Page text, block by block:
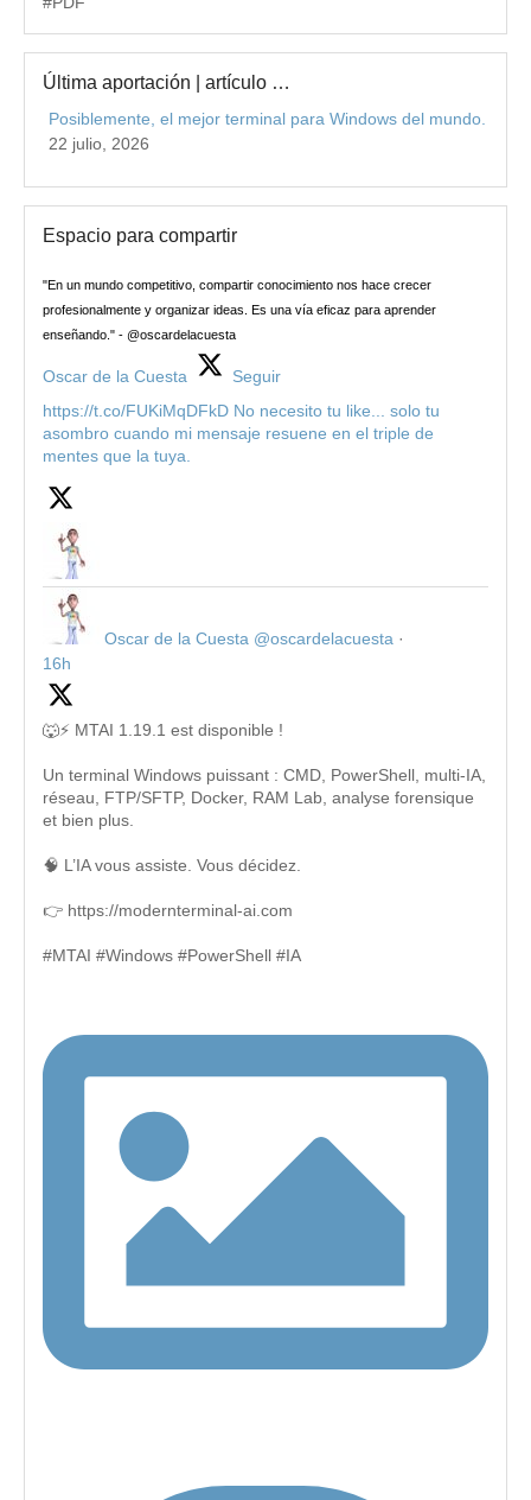
Última aportación | artículo …
Posiblemente, el mejor terminal para Windows del mundo.
22 julio, 2026
Espacio para compartir
"En un mundo competitivo, compartir conocimiento nos hace crecer
profesionalmente y organizar ideas. Es una vía eficaz para aprender
enseñando." - @oscardelacuesta
Oscar de la Cuesta
Seguir
https://t.co/FUKiMqDFkD No necesito tu like... solo tu
asombro cuando mi mensaje resuene en el triple de
mentes que la tuya.
Oscar de la Cuesta @oscardelacuesta ·
16h
🐺⚡ MTAI 1.19.1 est disponible !
Un terminal Windows puissant : CMD, PowerShell, multi-IA,
réseau, FTP/SFTP, Docker, RAM Lab, analyse forensique
et bien plus.
🧠 L’IA vous assiste. Vous décidez.
👉 https://modernterminal-ai.com
#MTAI #Windows #PowerShell #IA